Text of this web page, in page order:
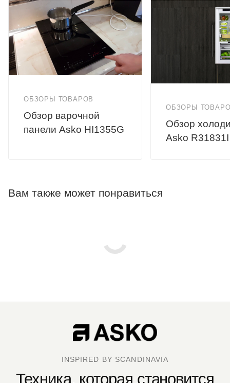
ОБЗОРЫ ТОВАРОВ
Обзор варочной
панели Asko HI1355G
ОБЗОРЫ
Обзор
Asko R31831I
Вам также может понравиться
INSPIRED BY SCANDINAVIA
Техника, которая становится